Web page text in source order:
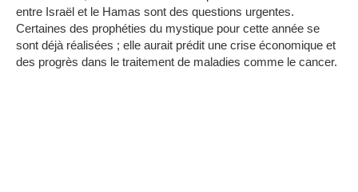
entre Israël et le Hamas sont des questions urgentes.
Certaines des prophéties du mystique pour cette année se
sont déjà réalisées ; elle aurait prédit une crise économique et
des progrès dans le traitement de maladies comme le cancer.